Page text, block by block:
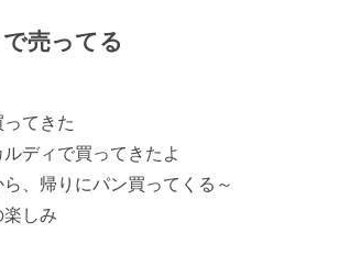
売ってる
てきた
ディで買ってきたよ
、帰りにパン買ってくる～
しみ